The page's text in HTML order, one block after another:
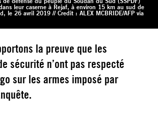
leur caserne à Rejaf, à environ 15 km au sud de
le 26 avril 2019 // Credit : ALEX MCBRIDE/AFP via
la preuve que les
sécurité n’ont pas respecté
sur les armes imposé par